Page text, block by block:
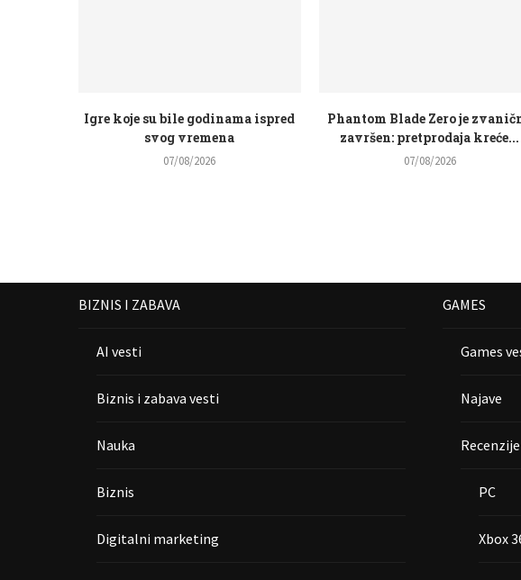
Igre koje su bile godinama ispred
svog vremena
07/08/2026
Phantom Blade Zero je
završen: pretprodaja kreće...
07/08/2026
BIZNIS I ZABAVA
AI vesti
Biznis i zabava vesti
Nauka
Biznis
Digitalni marketing
GAMES
Games
Najave
Recenzije
PC
Xbox